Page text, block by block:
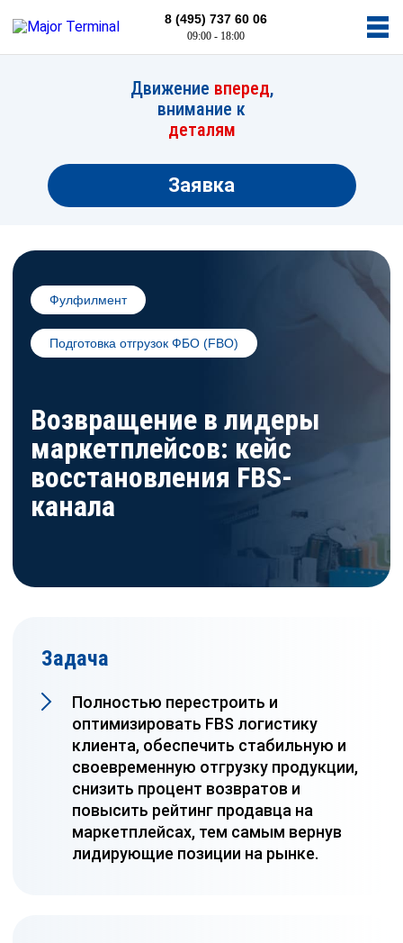
8 (495) 737 60 06
09:00 - 18:00
Движение вперед,
внимание к
деталям
Заявка
Фулфилмент
Подготовка отгрузок ФБО (FBO)
Возвращение в лидеры
маркетплейсов: кейс
восстановления FBS-
канала
Задача
Полностью перестроить и
оптимизировать FBS логистику
клиента, обеспечить стабильную и
своевременную отгрузку продукции,
снизить процент возвратов и
повысить рейтинг продавца на
маркетплейсах, тем самым вернув
лидирующие позиции на рынке.